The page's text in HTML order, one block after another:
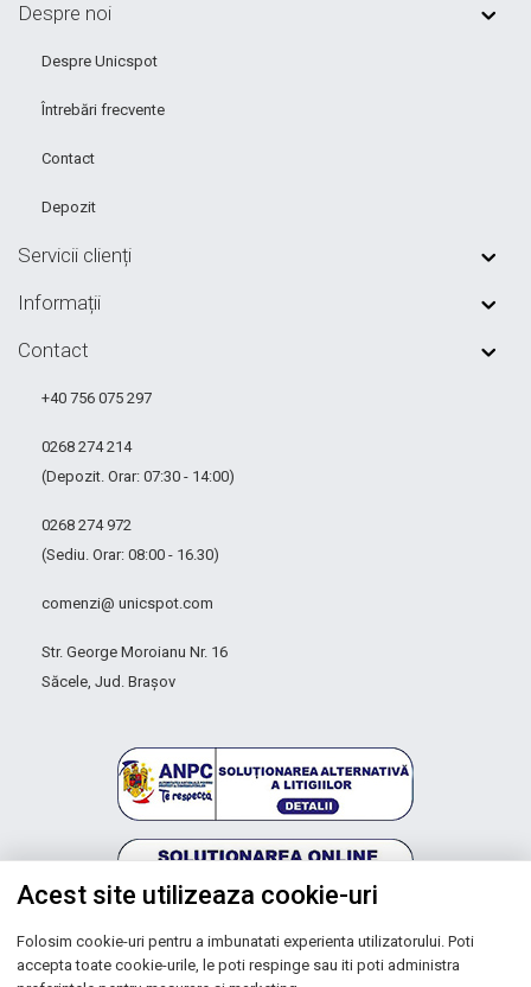
Despre noi
Despre Unicspot
Întrebări frecvente
Contact
Depozit
Servicii clienți
Informații
Contact
+40 756 075 297
0268 274 214
(Depozit. Orar: 07:30 - 14:00)
0268 274 972
(Sediu. Orar: 08:00 - 16.30)
comenzi@ unicspot.com
Str. George Moroianu Nr. 16
Săcele, Jud. Brașov
Autoritatea Națională pentru Protecția Consumatorilor
Acest site utilizeaza cookie-uri
Folosim cookie-uri pentru a imbunatati experienta utilizatorului. Poti
accepta toate cookie-urile, le poti respinge sau iti poti administra